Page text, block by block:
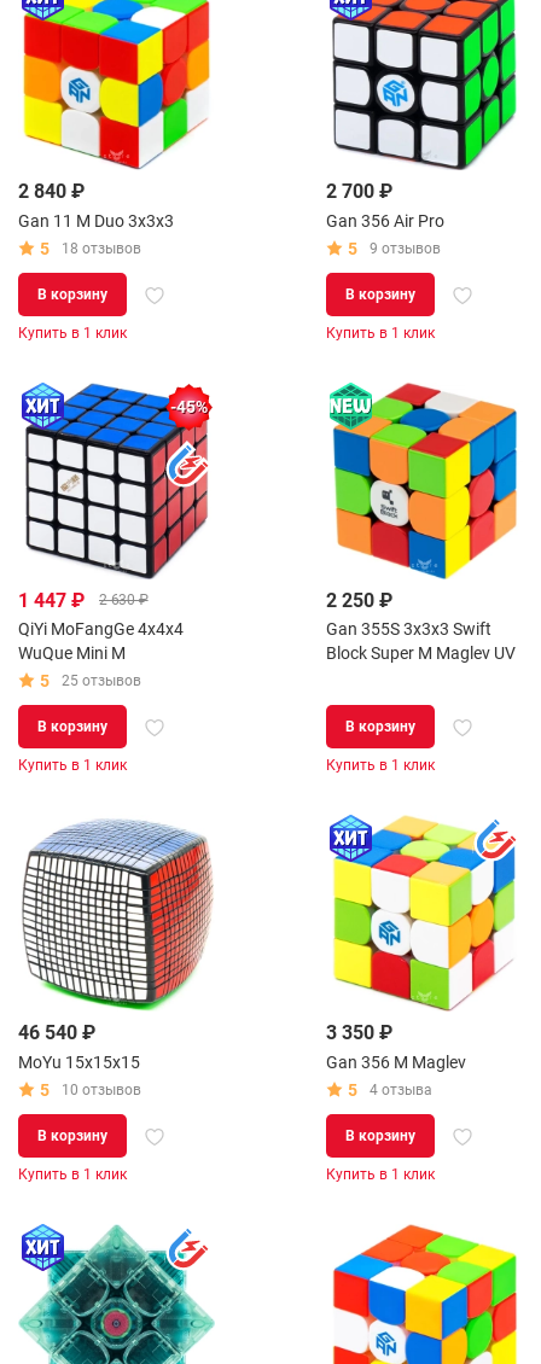
2 840 ₽
Gan 11 M Duo 3x3x3
5
18 отзывов
В корзину
Купить в 1 клик
2 700 ₽
Gan 356 Air Pro
5
9 отзывов
В корзину
Купить в 1 клик
-45%
1 447 ₽ 2 630 ₽
QiYi MoFangGe 4x4x4
WuQue Mini M
5
25 отзывов
В корзину
Купить в 1 клик
2 250 ₽
Gan 355S 3x3x3 Swift
Block Super M Maglev UV
В корзину
Купить в 1 клик
46 540 ₽
MoYu 15x15x15
5
10 отзывов
В корзину
Купить в 1 клик
3 350 ₽
Gan 356 M Maglev
5
4 отзыва
В корзину
Купить в 1 клик